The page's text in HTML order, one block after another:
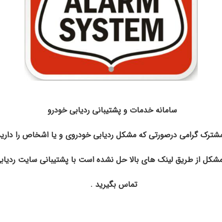
سامانه خدمات و پشتیبانی ردیابی خودرو
از طریق لینک های بالا حل نشده است با پشتیبانی سایت
. تماس بگیرید